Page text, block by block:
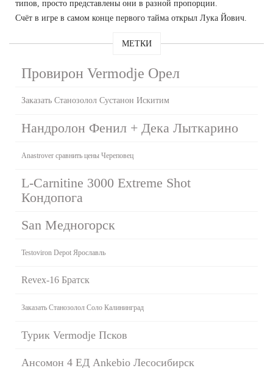
типов, просто представлены они в разной пропорции.
Счёт в игре в самом конце первого тайма открыл Лука Йович.
МЕТКИ
Провирон Vermodje Орел
Заказать Станозолол Сустанон Искитим
Нандролон Фенил + Дека Лыткарино
Anastrover сравнить цены Череповец
L-Carnitine 3000 Extreme Shot
Кондопога
San Медногорск
Testoviron Depot Ярославль
Revex-16 Братск
Заказать Станозолол Соло Калининград
Турик Vermodje Псков
Ансомон 4 ЕД Ankebio Лесосибирск